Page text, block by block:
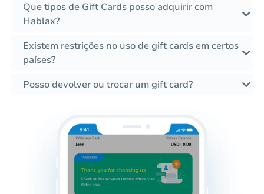
Que tipos de Gift Cards posso adquirir com
Hablax?
Existem restrições no uso de gift cards em certos
países?
Posso devolver ou trocar um gift card?